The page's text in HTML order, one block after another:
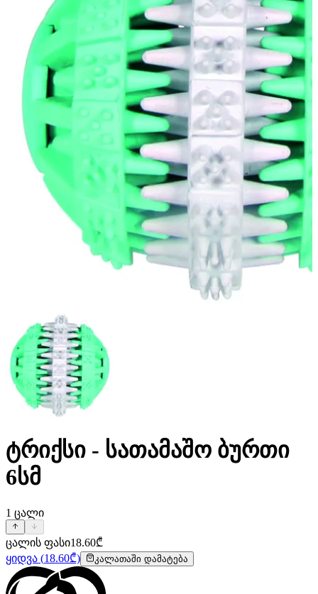
ტრიქსი - სათამაშო ბურთი
6სმ
1 ცალი
ცალის ფასი18.60₾
ყიდვა (18.60₾) კალათაში დამატება